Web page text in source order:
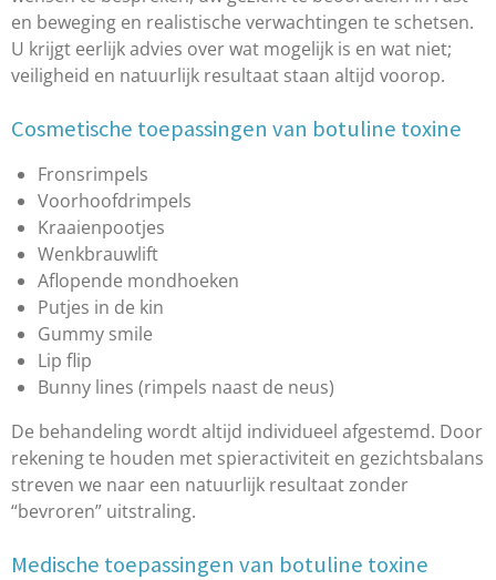
en beweging en realistische verwachtingen te schetsen.
U krijgt eerlijk advies over wat mogelijk is en wat niet;
veiligheid en natuurlijk resultaat staan altijd voorop.
Cosmetische toepassingen van botuline toxine
Fronsrimpels
Voorhoofdrimpels
Kraaienpootjes
Wenkbrauwlift
Aflopende mondhoeken
Putjes in de kin
Gummy smile
Lip flip
Bunny lines (rimpels naast de neus)
De behandeling wordt altijd individueel afgestemd. Door
rekening te houden met spieractiviteit en gezichtsbalans
streven we naar een natuurlijk resultaat zonder
“bevroren” uitstraling.
Medische toepassingen van botuline toxine